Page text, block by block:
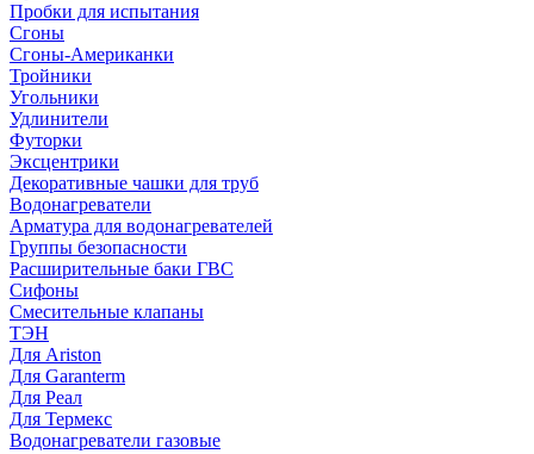
Пробки для испытания
Сгоны
Сгоны-Американки
Тройники
Угольники
Удлинители
Футорки
Эксцентрики
Декоративные чашки для труб
Водонагреватели
Арматура для водонагревателей
Группы безопасности
Расширительные баки ГВС
Сифоны
Смесительные клапаны
ТЭН
Для Ariston
Для Garanterm
Для Реал
Для Термекс
Водонагреватели газовые